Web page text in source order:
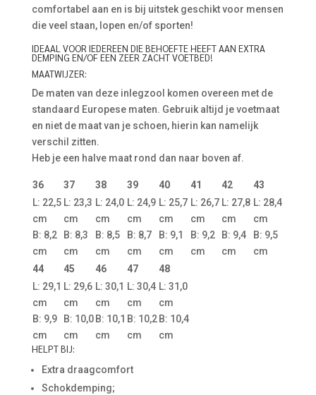
comfortabel aan en is bij uitstek geschikt voor mensen
die veel staan, lopen en/of sporten!
IDEAAL VOOR IEDEREEN DIE BEHOEFTE HEEFT AAN EXTRA
DEMPING EN/OF EEN ZEER ZACHT VOETBED!
MAATWIJZER:
De maten van deze inlegzool komen overeen met de
standaard Europese maten. Gebruik altijd je voetmaat
en niet de maat van je schoen, hierin kan namelijk
verschil zitten.
Heb je een halve maat rond dan naar boven af.
36 37 38 39 40 41 42
43
L: 22,5
cm
B: 8,2
cm
L: 23,3
cm
B: 8,3
cm
L: 24,0
cm
B: 8,5
cm
L: 24,9
cm
B: 8,7
cm
L: 25,7
cm
B: 9,1
cm
L: 26,7
cm
B: 9,2
cm
L: 27,8
cm
B: 9,4
cm
L: 28,4
cm
B: 9,5
cm
44
45 46 47
48
L: 29,1
cm
B: 9,9
cm
L: 29,6
cm
B: 10,0
cm
L: 30,1
cm
B: 10,1
cm
L: 30,4
cm
B: 10,2
cm
L: 31,0
cm
B: 10,4
cm
HELPT BIJ:
Extra draagcomfort
Schokdemping;